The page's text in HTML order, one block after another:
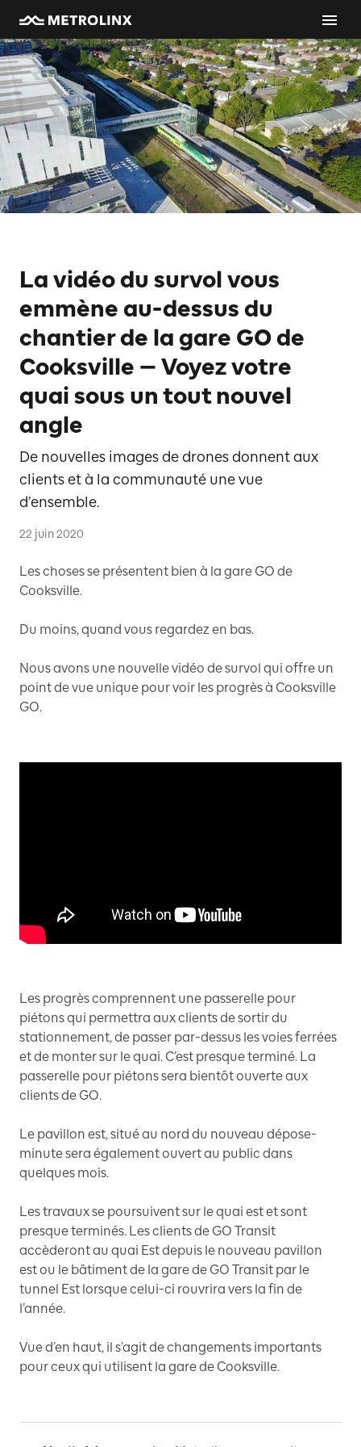
La vidéo du survol vous
emmène au-dessus du
chantier de la gare GO de
Cooksville — Voyez votre
quai sous un tout nouvel
angle
De nouvelles images de drones donnent aux
clients et à la communauté une vue
d’ensemble.
22 juin 2020
Les choses se présentent bien à la gare GO de
Cooksville.
Du moins, quand vous regardez en bas.
Nous avons une nouvelle vidéo de survol qui offre un
point de vue unique pour voir les progrès à Cooksville
GO.
Les progrès comprennent une passerelle pour
piétons qui permettra aux clients de sortir du
stationnement, de passer par-dessus les voies ferrées
et de monter sur le quai. C’est presque terminé. La
passerelle pour piétons sera bientôt ouverte aux
clients de GO.
Le pavillon est, situé au nord du nouveau dépose-
minute sera également ouvert au public dans
quelques mois.
Les travaux se poursuivent sur le quai est et sont
presque terminés. Les clients de GO Transit
accèderont au quai Est depuis le nouveau pavillon
est ou le bâtiment de la gare de GO Transit par le
tunnel Est lorsque celui-ci rouvrira vers la fin de
l’année.
Vue d’en haut, il s’agit de changements importants
pour ceux qui utilisent la gare de Cooksville.